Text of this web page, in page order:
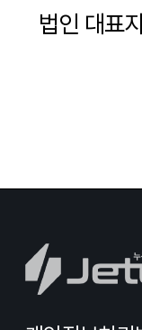
법인 대표